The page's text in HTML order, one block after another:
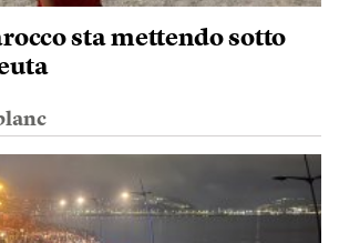
sta mettendo sotto